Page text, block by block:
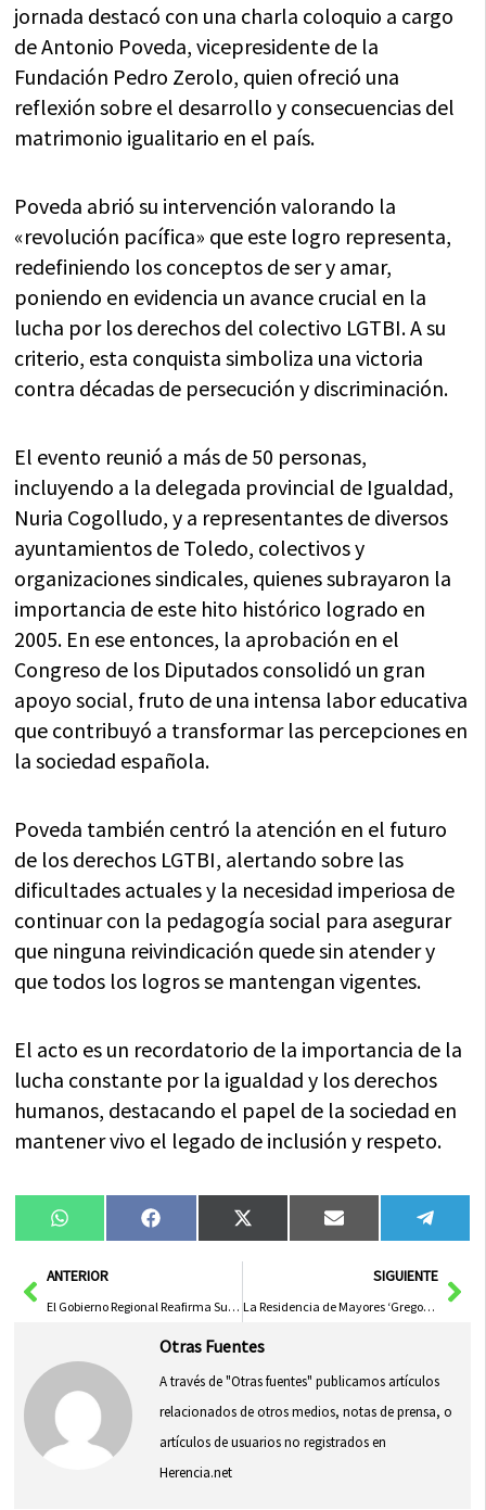
jornada destacó con una charla coloquio a cargo
de Antonio Poveda, vicepresidente de la
Fundación Pedro Zerolo, quien ofreció una
reflexión sobre el desarrollo y consecuencias del
matrimonio igualitario en el país.
Poveda abrió su intervención valorando la
«revolución pacífica» que este logro representa,
redefiniendo los conceptos de ser y amar,
poniendo en evidencia un avance crucial en la
lucha por los derechos del colectivo LGTBI. A su
criterio, esta conquista simboliza una victoria
contra décadas de persecución y discriminación.
El evento reunió a más de 50 personas,
incluyendo a la delegada provincial de Igualdad,
Nuria Cogolludo, y a representantes de diversos
ayuntamientos de Toledo, colectivos y
organizaciones sindicales, quienes subrayaron la
importancia de este hito histórico logrado en
2005. En ese entonces, la aprobación en el
Congreso de los Diputados consolidó un gran
apoyo social, fruto de una intensa labor educativa
que contribuyó a transformar las percepciones en
la sociedad española.
Poveda también centró la atención en el futuro
de los derechos LGTBI, alertando sobre las
dificultades actuales y la necesidad imperiosa de
continuar con la pedagogía social para asegurar
que ninguna reivindicación quede sin atender y
que todos los logros se mantengan vigentes.
El acto es un recordatorio de la importancia de la
lucha constante por la igualdad y los derechos
humanos, destacando el papel de la sociedad en
mantener vivo el legado de inclusión y respeto.
Compartir
en
WhatsAppCompartir
en
FacebookCompartir
en
X
(Twitter)
Compartir
en
Email
en
AntANTERIOR
El Gobierno Regional Reafirma Su Apoyo a los Premios Pávez para Destacar el Talento de las Mujeres Cineastas
SIGUIENTE
La Residencia de Mayores ‘Gregorio Marañón’ de Ciudad Real, galardonada en los Premios Nacionales de Reputación Enfermera
Otras Fuentes
A través de "Otras fuentes" publicamos artículos
relacionados de otros medios, notas de prensa, o
artículos de usuarios no registrados en
Herencia.net